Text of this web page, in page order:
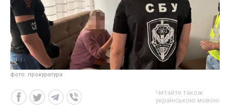
фото: прокуратура
Читайте також
українською мовою